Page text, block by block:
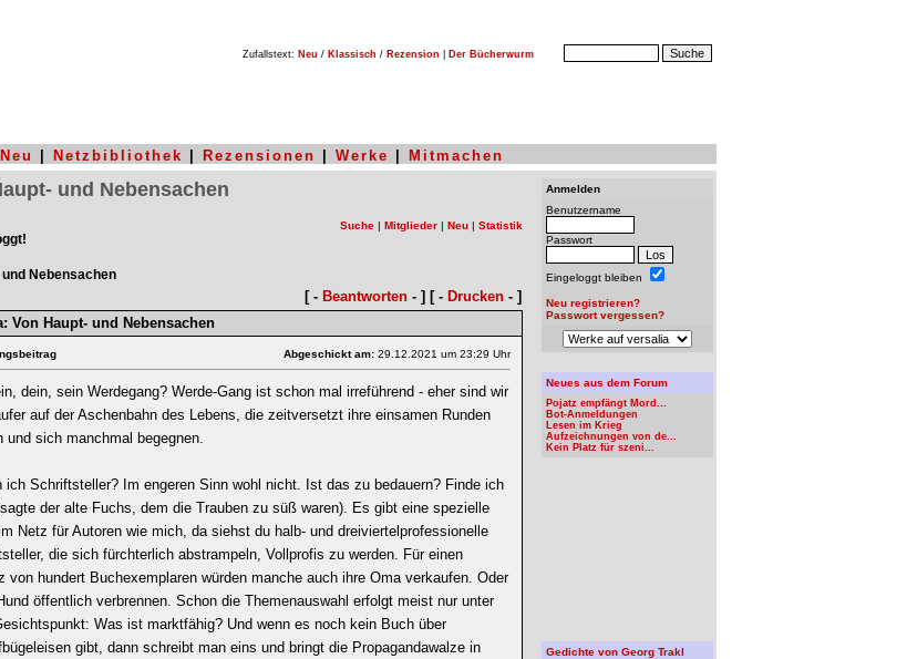
Zufallstext: Neu / Klassisch / Rezension Der Bücherwurm
Neu Netzbibliothek Rezensionen Werke Mitmachen
und Nebensachen
Suche | Mitglieder | Neu | Statistik
und Nebensachen
[ - Beantworten - ] [ - Drucken - ]
Von Haupt- und Nebensachen
Abgeschickt am: 29.12.2021 um 23:29 Uhr
dein, sein Werdegang? Werde-Gang ist schon mal irreführend - eher sind wir
auf der Aschenbahn des Lebens, die zeitversetzt ihre einsamen Runden
und sich manchmal begegnen.
ich Schriftsteller? Im engeren Sinn wohl nicht. Ist das zu bedauern? Finde ich
der alte Fuchs, dem die Trauben zu süß waren). Es gibt eine spezielle
Netz für Autoren wie mich, da siehst du halb- und dreiviertelprofessionelle
die sich fürchterlich abstrampeln, Vollprofis zu werden. Für einen
von hundert Buchexemplaren würden manche auch ihre Oma verkaufen. Oder
öffentlich verbrennen. Schon die Themenauswahl erfolgt meist nur unter
Was ist marktfähig? Und wenn es noch kein Buch über
gibt, dann schreibt man eins und bringt die Propagandawalze in
Anmelden
Benutzername
Passwort
Eingeloggt bleiben
Neu registrieren?
Passwort vergessen?
Neues aus dem Forum
Pojatz empfängt Mord...
Bot-Anmeldungen
Lesen im Krieg
Aufzeichnungen von de...
Kein Platz für szeni...
Gedichte von Georg Trakl